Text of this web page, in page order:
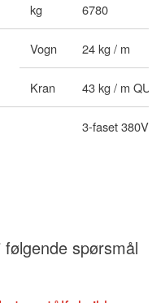
kg 6780
Vogn 24 kg / m
Kran 43 kg / m QU70
3-faset 380V
spørsmål